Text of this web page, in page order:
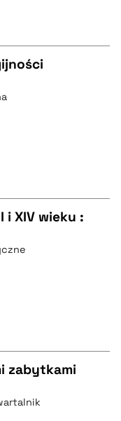
i XIV wieku :
zabytkami